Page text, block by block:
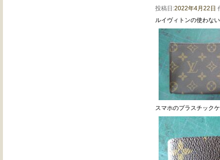
投稿日:2022年4月22日
ルイヴィトンの使わな
スマホのプラスチック